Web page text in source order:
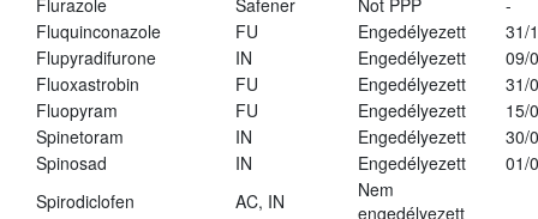
Flurazole Safener Not PPP
-
Fluquinconazole
FU Engedélyezett
31/
Flupyradifurone
IN Engedélyezett
09/
Fluoxastrobin
FU Engedélyezett
31/
Fluopyram
FU Engedélyezett
15/
Spinetoram
IN Engedélyezett
30/
Spinosad
IN Engedélyezett
01/
Spirodiclofen
AC, IN
Nem
engedélyezett